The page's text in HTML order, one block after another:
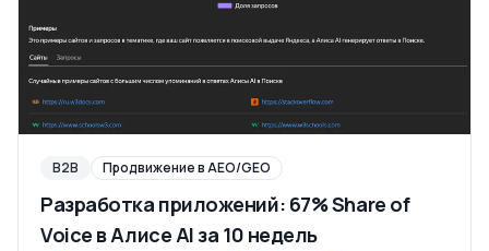
B2B Продвижение в AEO/GEO
Разработка приложений: 67% Share of
Voice в Алисе AI за 10 недель